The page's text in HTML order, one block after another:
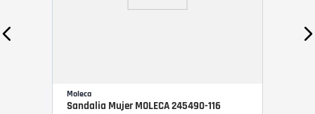
Moleca
Sandalia Mujer MOLECA 245490-116